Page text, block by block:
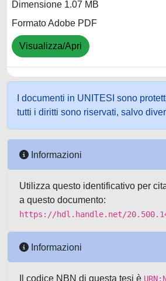
Dimensione 1.07 MB
Formato Adobe PDF
Visualizza/Apri
I documenti in UNITESI sono
tutti i diritti sono riservati, salvo
Informazioni
Utilizza questo identificativo per
a questo documento:
https://hdl.handle.net/
Informazioni
Il codice NBN di questa tesi è